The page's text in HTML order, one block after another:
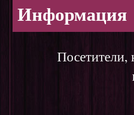
Информация
Посетители,